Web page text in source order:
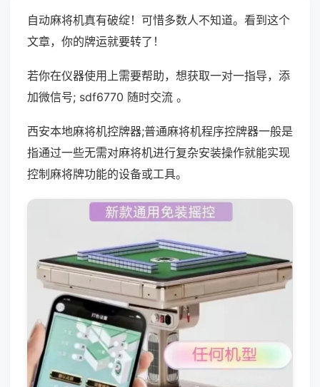
自动麻将机真有破绽！可惜多数人不知道。看到这个
文章，你的牌运就要转了！
若你在仪器使用上需要帮助，想获取一对一指导，添
加微信号; sdf6770 随时交流 。
西安本地麻将机控牌器;普通麻将机程序控牌器一般是
指通过一些无需对麻将机进行复杂安装操作就能实现
控制麻将牌功能的设备或工具。